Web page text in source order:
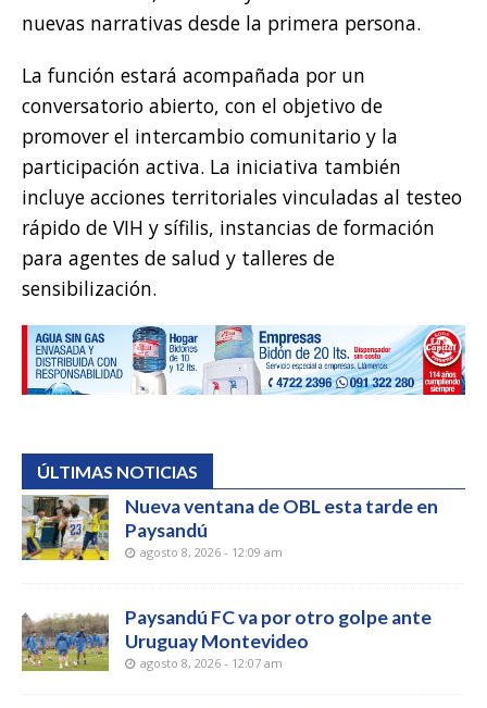
nuevas narrativas desde la primera persona.
La función estará acompañada por un
conversatorio abierto, con el objetivo de
promover el intercambio comunitario y la
participación activa. La iniciativa también
incluye acciones territoriales vinculadas al testeo
rápido de VIH y sífilis, instancias de formación
para agentes de salud y talleres de
sensibilización.
ÚLTIMAS NOTICIAS
Nueva ventana de OBL esta tarde en
Paysandú
agosto 8, 2026 - 12:09 am
Paysandú FC va por otro golpe ante
Uruguay Montevideo
agosto 8, 2026 - 12:07 am